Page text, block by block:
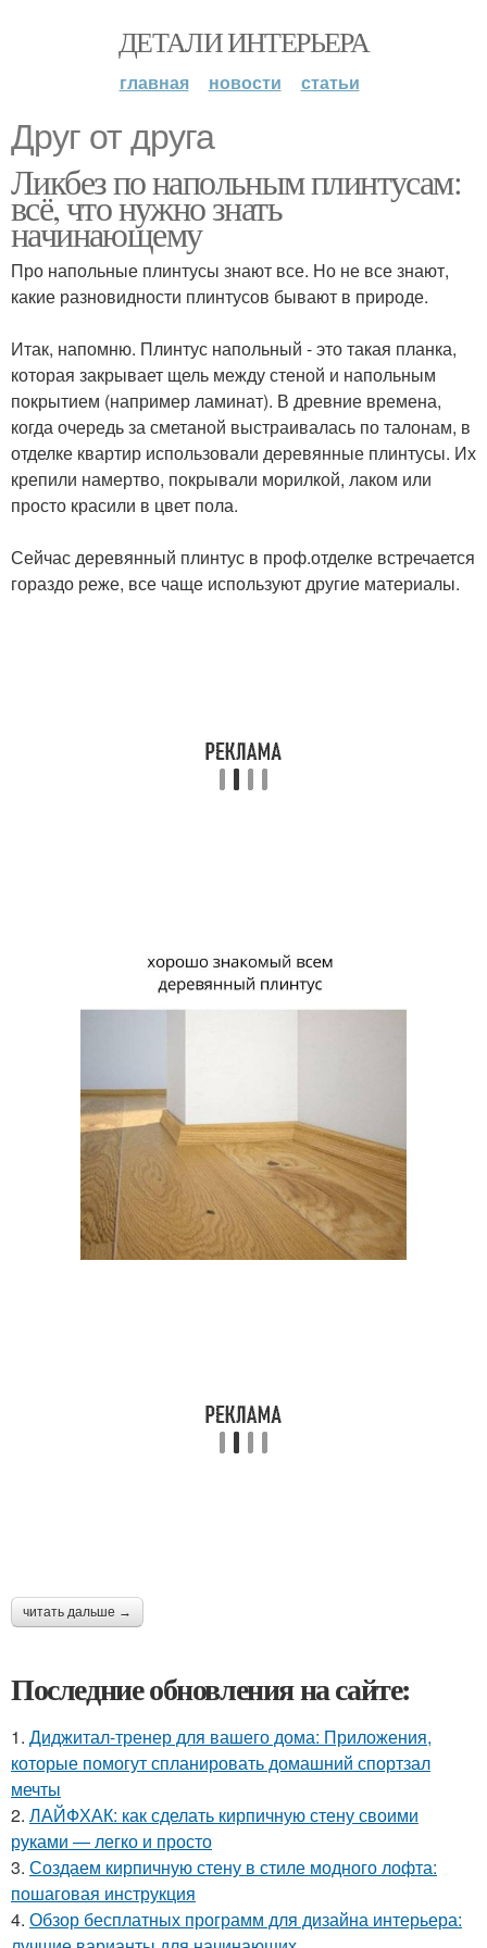
ДЕТАЛИ ИНТЕРЬЕРА
главная новости статьи
Друг от друга
Ликбез по напольным плинтусам:
всё, что нужно знать
начинающему
Про напольные плинтусы знают все. Но не все знают,
какие разновидности плинтусов бывают в природе.
Итак, напомню. Плинтус напольный - это такая планка,
которая закрывает щель между стеной и напольным
покрытием (например ламинат). В древние времена,
когда очередь за сметаной выстраивалась по талонам, в
отделке квартир использовали деревянные плинтусы. Их
крепили намертво, покрывали морилкой, лаком или
просто красили в цвет пола.
Сейчас деревянный плинтус в проф.отделке встречается
гораздо реже, все чаще используют другие материалы.
читать дальше →
Последние обновления на сайте:
1. Диджитал-тренер для вашего дома: Приложения,
которые помогут спланировать домашний спортзал
мечты
2. ЛАЙФХАК: как сделать кирпичную стену своими
руками — легко и просто
3. Создаем кирпичную стену в стиле модного лофта:
пошаговая инструкция
4. Обзор бесплатных программ для дизайна интерьера: